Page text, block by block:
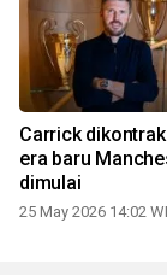
Carrick
era baru
dimulai
25 May 2026 14:02